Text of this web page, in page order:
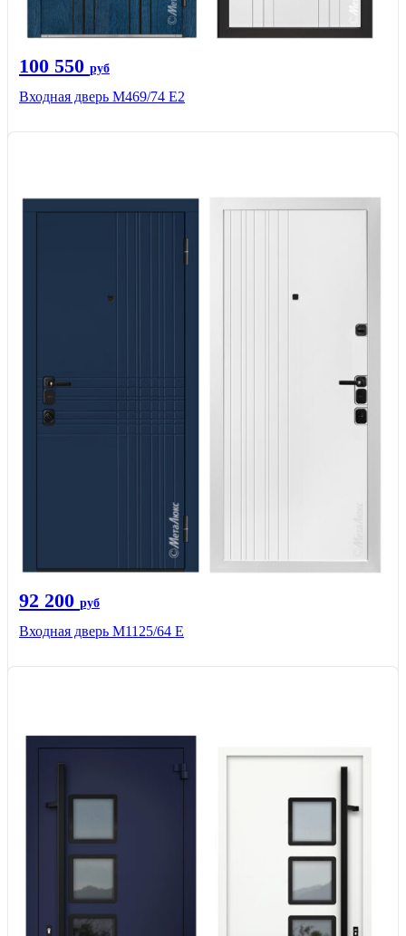
100 550 руб
Входная дверь М469/74 Е2
92 200 руб
Входная дверь М1125/64 Е